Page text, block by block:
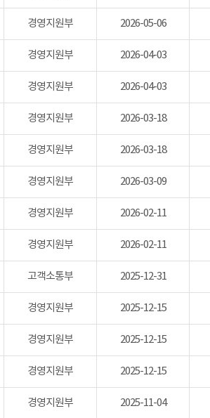
경영지원부 2026-05-06
경영지원부 2026-04-03
경영지원부 2026-04-03
경영지원부 2026-03-18
경영지원부 2026-03-18
경영지원부 2026-03-09
경영지원부 2026-02-11
경영지원부 2026-02-11
고객소통부 2025-12-31
경영지원부 2025-12-15
경영지원부 2025-12-15
경영지원부 2025-12-15
경영지원부 2025-11-04